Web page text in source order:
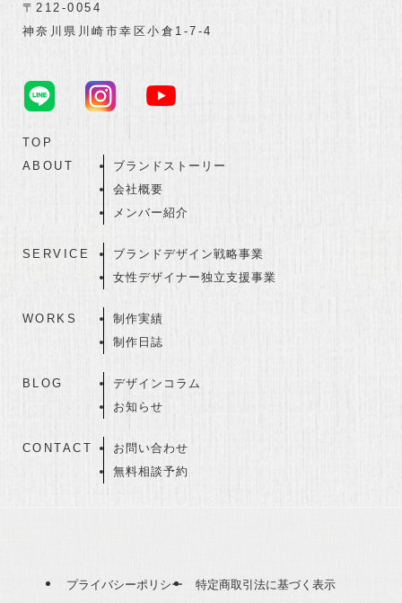
〒212-0054
神奈川県川崎市幸区小倉1-7-4
TOP
ABOUT
ブランドストーリー
会社概要
メンバー紹介
SERVICE
ブランドデザイン戦略事業
女性デザイナー独立支援事業
WORKS
制作実績
制作日誌
BLOG
デザインコラム
お知らせ
CONTACT
お問い合わせ
無料相談予約
プライバシーポリシー 特定商取引法に基づく表示